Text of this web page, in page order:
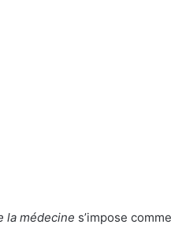
la médecine s’impose